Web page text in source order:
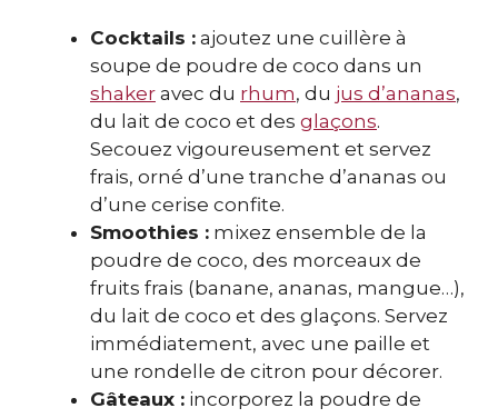
Cocktails : ajoutez une cuillère à
soupe de poudre de coco dans un
shaker avec du rhum, du jus d’ananas,
du lait de coco et des glaçons.
Secouez vigoureusement et servez
frais, orné d’une tranche d’ananas ou
d’une cerise confite.
Smoothies : mixez ensemble de la
poudre de coco, des morceaux de
fruits frais (banane, ananas, mangue…),
du lait de coco et des glaçons. Servez
immédiatement, avec une paille et
une rondelle de citron pour décorer.
Gâteaux : incorporez la poudre de